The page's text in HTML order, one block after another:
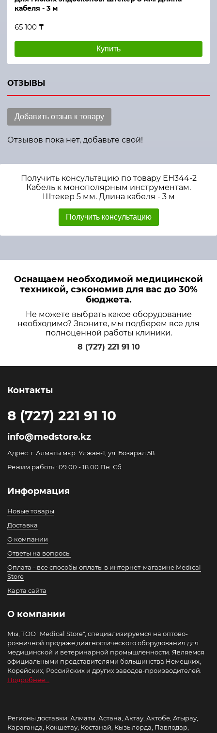
кабеля - 3 м
65 100 ₸
Купить
ОТЗЫВЫ
Добавить отзыв к товару
Отзывов пока нет, добавьте свой!
Получить консультацию по товару ЕН344-2
Кабель к монополярным инструментам.
Штекер 5 мм. Длина кабеля - 3 м
Получить консультацию
Оснащаем необходимой медицинской
техникой, сэкономив для вас до 30%
бюджета.
Не можете выбрать какое оборудование
необходимо? Звоните, мы подберем все для
полноценной работы клиники.
8 (727) 221 91 10
Контакты
8 (727) 221 91 10
info@medstore.kz
Адрес: г. Алматы мкр. Улжан-1, ул. Бозарал 58
Режим работы: 09.00 - 18.00 Пн. Сб.
Информация
Новые товары
Доставка
О компании
Ответы на вопросы
Оплата - все способы оплаты в интернет-магазине Medical
Store
Карта сайта
О компании
Мы, ТОО "Medical Store", специализируемся на оптово-
розничной продаже диагностического оборудования для
медицинской и ветеринарной промышленности. Являемся
официальными представителями большинства Немецких,
Корейских, Российских и других заводов-производителей.
Подробнее...
Регионы доставки: Алматы, Астана, Актау, Актобе, Атырау,
Караганда, Кокшетау, Костанай, Кызылорда, Павлодар,